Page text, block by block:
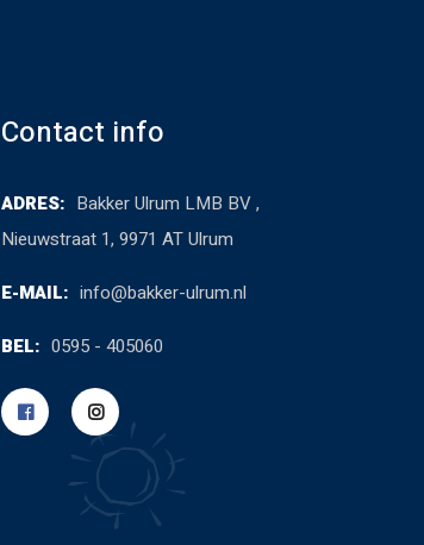
Contact info
ADRES: Bakker Ulrum LMB BV ,
Nieuwstraat 1, 9971 AT Ulrum
E-MAIL: info@bakker-ulrum.nl
BEL: 0595 - 405060